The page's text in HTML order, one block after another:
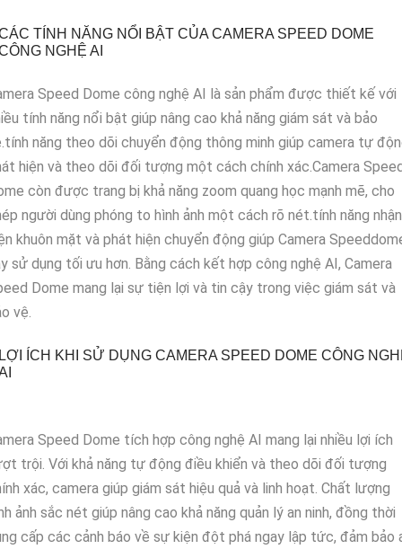
TÍNH NĂNG NỔI BẬT CỦA CAMERA SPEED DOME
NGHỆ AI
Speed Dome công nghệ AI là sản phẩm được thiết kế với
tính năng nổi bật giúp nâng cao khả năng giám sát và bảo
năng theo dõi chuyển động thông minh giúp camera tự
hiện và theo dõi đối tượng một cách chính xác.Camera
còn được trang bị khả năng zoom quang học mạnh mẽ, cho
người dùng phóng to hình ảnh một cách rõ nét.tính năng nhận
khuôn mặt và phát hiện chuyển động giúp Camera
sử dụng tối ưu hơn. Bằng cách kết hợp công nghệ AI, Camera
Dome mang lại sự tiện lợi và tin cậy trong việc giám sát và
vệ.
ÍCH KHI SỬ DỤNG CAMERA SPEED DOME CÔNG
Speed Dome tích hợp công nghệ AI mang lại nhiều lợi ích
trội. Với khả năng tự động điều khiển và theo dõi đối tượng
xác, camera giúp giám sát hiệu quả và linh hoạt. Chất lượng
ảnh sắc nét giúp nâng cao khả năng quản lý an ninh, đồng thời
cấp các cảnh báo về sự kiện đột phá ngay lập tức, đảm bảo